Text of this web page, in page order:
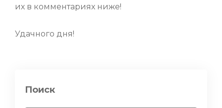
их в комментариях ниже!
Удачного дня!
Поиск